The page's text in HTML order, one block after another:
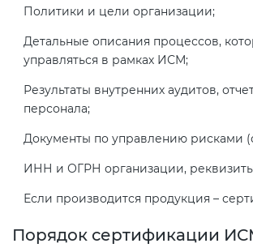
Политики и цели организации;
Детальные описания процессов,
управляться в рамках ИСМ;
Результаты внутренних аудитов,
персонала;
Документы по управлению рисками
ИНН и ОГРН организации,
Если производится продукция –
Порядок сертификации